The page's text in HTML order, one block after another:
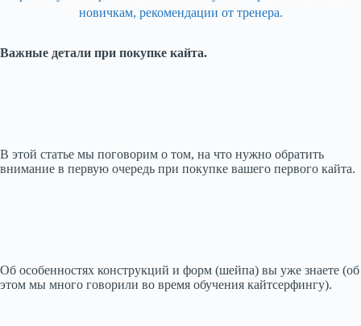
новичкам, рекомендации от тренера.
Важные детали при покупке кайта.
В этой статье мы поговорим о том, на что нужно обратить
внимание в первую очередь при покупке вашего первого кайта.
Об особенностях конструкций и форм (шейпа) вы уже знаете (об
этом мы много говорили во время обучения кайтсерфингу).